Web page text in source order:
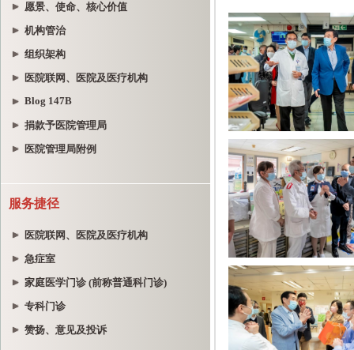
愿景、使命、核心价值
机构管治
组织架构
医院联网、医院及医疗机构
Blog 147B
捐款予医院管理局
医院管理局附例
服务捷径
医院联网、医院及医疗机构
急症室
家庭医学门诊 (前称普通科门诊)
专科门诊
赞扬、意见及投诉